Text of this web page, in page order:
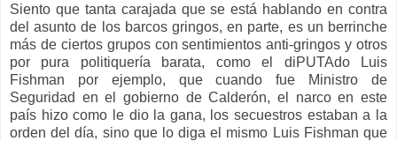
Siento que tanta carajada que se está hablando en contra
del asunto de los barcos gringos, en parte, es un berrinche
más de ciertos grupos con sentimientos anti-gringos y otros
por pura politiquería barata, como el diPUTAdo Luis
Fishman por ejemplo, que cuando fue Ministro de
Seguridad en el gobierno de Calderón, el narco en este
país hizo como le dio la gana, los secuestros estaban a la
orden del día, sino que lo diga el mismo Luis Fishman que